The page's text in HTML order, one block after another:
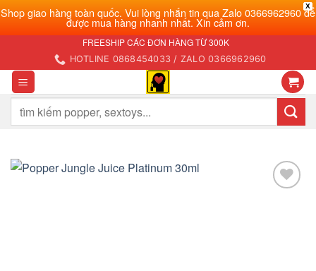
X
Shop giao hàng toàn quốc. Vui lòng nhắn tin qua Zalo 0366962960 để
được mua hàng nhanh nhất. Xin cảm ơn.
nội
dung
FREESHIP CÁC ĐƠN HÀNG TỪ 300K
HOTLINE 0868454033 / ZALO 0366962960
Tìm
kiếm: